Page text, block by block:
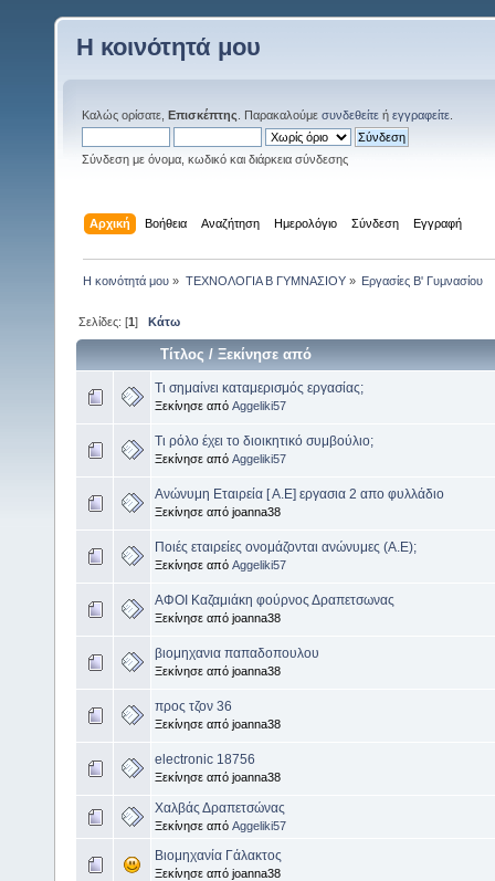
Η κοινότητά μου
Καλώς ορίσατε, Επισκέπτης . Παρακαλούμε συνδεθείτε ή εγγραφείτε
Σύνδεση με όνομα, κωδικό και διάρκεια σύνδεσης
Αρχική Βοήθεια Αναζήτηση Ημερολόγιο Σύνδεση Εγγραφή
Η κοινότητά μου » ΤΕΧΝΟΛΟΓΙΑ Β ΓΥΜΝΑΣΙΟΥ» Eργασίες Β' Γυμνασίου
Σελίδες: [1]Κάτω
Τίτλος /Ξεκίνησε από
Τι σημαίνει καταμερισμός εργασίας;
Ξεκίνησε από Aggeliki57
Τι ρόλο έχει το διοικητικό συμβούλιο;
Ξεκίνησε από Aggeliki57
Ανώνυμη Εταιρεία [ Α.Ε] εργασια 2 απο φυλλάδιο
Ξεκίνησε από joanna38
Ποιές εταιρείες ονομάζονται ανώνυμες (Α.Ε);
Ξεκίνησε από Aggeliki57
ΑΦΟΙ Καζαμιάκη φούρνος Δραπετσωνας
Ξεκίνησε από joanna38
βιομηχανια παπαδοπουλου
Ξεκίνησε από joanna38
προς τζον 36
Ξεκίνησε από joanna38
electronic 18756
Ξεκίνησε από joanna38
Χαλβάς Δραπετσώνας
Ξεκίνησε από Aggeliki57
Βιομηχανία Γάλακτος
Ξεκίνησε από joanna38